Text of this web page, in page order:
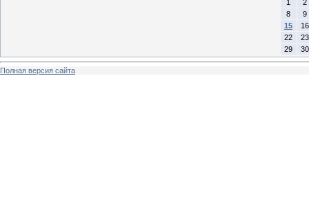
1
2
8
9
15
16
22
23
29
30
Полная версия сайта